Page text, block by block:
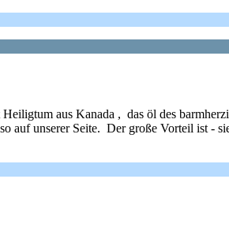
aus Kanada , das öl des
unserer Seite. Der große Vorteil ist -